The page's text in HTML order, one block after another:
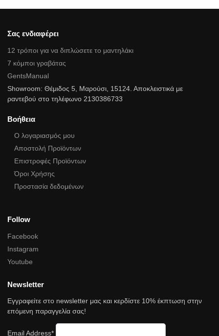
Σας ενδιαφέρει
12 τρόποι για να διπλώσετε το μαντηλάκι
7 κόμποι γραβάτας
GentsManual
Showroom: Θέμιδος 5, Μαρούσι, 15124. Αποκλειστικά με
ραντεβού στο τηλέφωνο 2130386733
Βοήθεια
Ο λογαριασμός μου
Αποστολή Προϊόντων
Επιστροφές Προϊόντων
Όροι Χρήσης
Προστασία δεδομένων
Follow
Facebook
Instagram
Youtube
Newsletter
Εγγραφείτε στο newsletter μας και κερδίστε 10% έκπτωση στην
επόμενη παραγγελία σας!
Email Address*